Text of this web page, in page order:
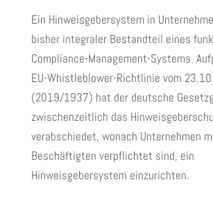
Ein Hinweisgebersystem in
bisher integraler Bestandteil eines
Compliance-Management-Systems.
EU-Whistleblower-Richtlinie vom
(2019/1937) hat der deutsche
zwischenzeitlich das
verabschiedet, wonach Unternehmen
Beschäftigten verpflichtet sind, ein
Hinweisgebersystem einzurichten.